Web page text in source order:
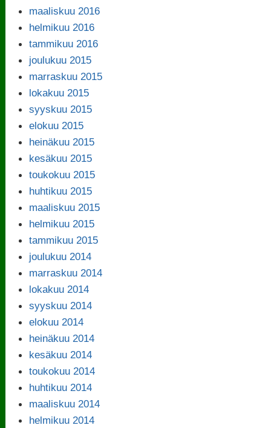
maaliskuu 2016
helmikuu 2016
tammikuu 2016
joulukuu 2015
marraskuu 2015
lokakuu 2015
syyskuu 2015
elokuu 2015
heinäkuu 2015
kesäkuu 2015
toukokuu 2015
huhtikuu 2015
maaliskuu 2015
helmikuu 2015
tammikuu 2015
joulukuu 2014
marraskuu 2014
lokakuu 2014
syyskuu 2014
elokuu 2014
heinäkuu 2014
kesäkuu 2014
toukokuu 2014
huhtikuu 2014
maaliskuu 2014
helmikuu 2014